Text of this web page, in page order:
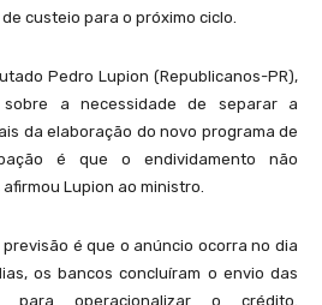
custeio para o próximo ciclo.
Pedro Lupion (Republicanos-PR),
a necessidade de separar a
da elaboração do novo programa de
é que o endividamento não
Lupion ao ministro.
previsão é que o anúncio ocorra no dia
os bancos concluíram o envio das
para operacionalizar o crédito.